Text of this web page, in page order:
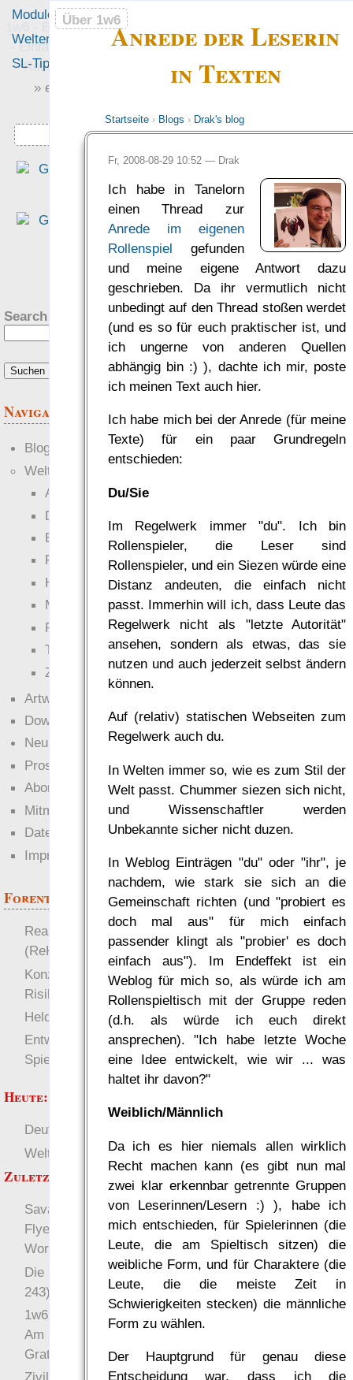
1w6 - Ein Würfel System
- Einfach saubere, freie
Rollenspiel-Regeln
Anrede der Leserin
in Texten
Startseite› Blogs › Drak's blog
Fr, 2008-08-29 10:52 — Drak
Ich habe in Tanelorn
einen Thread zur
Anrede im eigenen
Rollenspiel gefunden
und meine eigene Antwort dazu
geschrieben. Da ihr vermutlich nicht
unbedingt auf den Thread stoßen werdet
(und es so für euch praktischer ist, und
ich ungerne von anderen Quellen
abhängig bin :) ), dachte ich mir, poste
ich meinen Text auch hier.
Ich habe mich bei der Anrede (für meine
Texte) für ein paar Grundregeln
entschieden:
Du/Sie
Im Regelwerk immer "du". Ich bin
Rollenspieler, die Leser sind
Rollenspieler, und ein Siezen würde eine
Distanz andeuten, die einfach nicht
passt. Immerhin will ich, dass Leute das
Regelwerk nicht als "letzte Autorität"
ansehen, sondern als etwas, das sie
nutzen und auch jederzeit selbst ändern
können.
Auf (relativ) statischen Webseiten zum
Regelwerk auch du.
In Welten immer so, wie es zum Stil der
Welt passt. Chummer siezen sich nicht,
und Wissenschaftler werden
Unbekannte sicher nicht duzen.
In Weblog Einträgen "du" oder "ihr", je
nachdem, wie stark sie sich an die
Gemeinschaft richten (und "probiert es
doch mal aus" für mich einfach
passender klingt als "probier' es doch
einfach aus"). Im Endeffekt ist ein
Weblog für mich so, als würde ich am
Rollenspieltisch mit der Gruppe reden
(d.h. als würde ich euch direkt
ansprechen). "Ich habe letzte Woche
eine Idee entwickelt, wie wir ... was
haltet ihr davon?"
Weiblich/Männlich
Da ich es hier niemals allen wirklich
Recht machen kann (es gibt nun mal
zwei klar erkennbar getrennte Gruppen
von Leserinnen/Lesern :) ), habe ich
mich entschieden, für Spielerinnen (die
Leute, die am Spieltisch sitzen) die
weibliche Form, und für Charaktere (die
Leute, die die meiste Zeit in
Schwierigkeiten stecken) die männliche
Form zu wählen.
Der Hauptgrund für genau diese
Entscheidung war, dass ich die
Über 1w6
Module
Welten
Foren
SL-Tipps
» einfach saubere «
Über 1w6
Downloads
?
Search this site:
Navigation
Blogs
Welten
Ante Portas
Die neuen Lande
EWS-X
Freihändler
Hinter der Welt
Magie
RaumZeit
Technophob
Zettel-RPG
Artwork
Downloads
Neuigkeiten
Prosa
Abonnieren
Mitmachen
Datenschutz
Impressum
Forenthemen
Realistische Kämpfe
(ReKa)
Konzept für Schwächen:
Risiko
Heldendokument
Entwicklung von
Spielwelten
more
Heute:
Deutsch
Welten
±W6 (Würfel)
Zuletzt angezeigt:
Savage Flyerbooks -
Flyerbücher mit Savage
Worlds
Die Ceres-Kriege (230-
243)
1w6 für den GRT 2021:
Am 27. März ist
Gratisrollenspieltag!
„Das Regelwerk
Träume zu diesem
[eigene
sollte… auf
Hintergründe und
anwendbar sein…
und überschaubare
bieten… [und] frei sein…
wer hätte das gedacht,
1W6-System erfüllt alle
Anforderungen.“
— RowC